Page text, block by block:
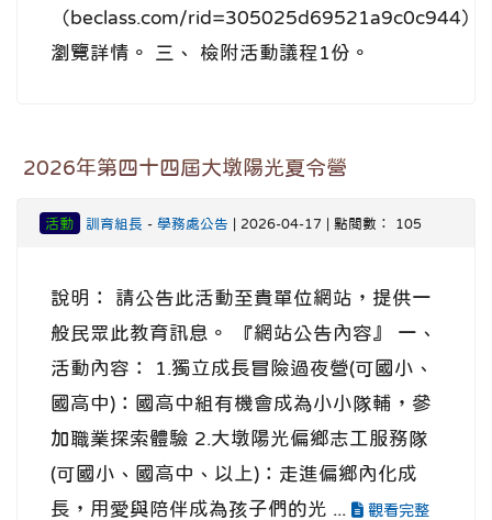
（beclass.com/rid=305025d69521a9c0c944）
瀏覽詳情。 三、 檢附活動議程1份。
2026年第四十四屆大墩陽光夏令營
活動 訓育組長 - 學務處公告 | 2026-04-17 | 點閱數： 105
說明： 請公告此活動至貴單位網站，提供一
般民眾此教育訊息。 『網站公告內容』 一、
活動內容： 1.獨立成長冒險過夜營(可國小、
國高中)：國高中組有機會成為小小隊輔，參
加職業探索體驗 2.大墩陽光偏鄉志工服務隊
(可國小、國高中、以上)：走進偏鄉內化成
長，用愛與陪伴成為孩子們的光 ...
觀看完整